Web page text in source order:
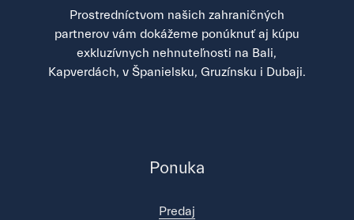
Prostredníctvom našich zahraničných
partnerov vám dokážeme ponúknuť aj kúpu
exkluzívnych nehnuteľnosti na Bali,
Kapverdách, v Španielsku, Gruzínsku i Dubaji.
Ponuka
Predaj